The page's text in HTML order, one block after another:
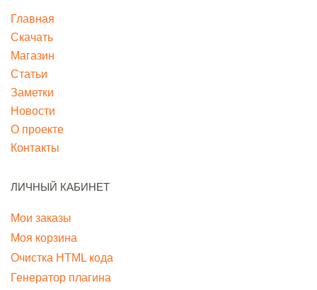
Главная
Скачать
Магазин
Статьи
Заметки
Новости
О проекте
Контакты
ЛИЧНЫЙ КАБИНЕТ
Мои заказы
Моя корзина
Очистка HTML кода
Генератор плагина